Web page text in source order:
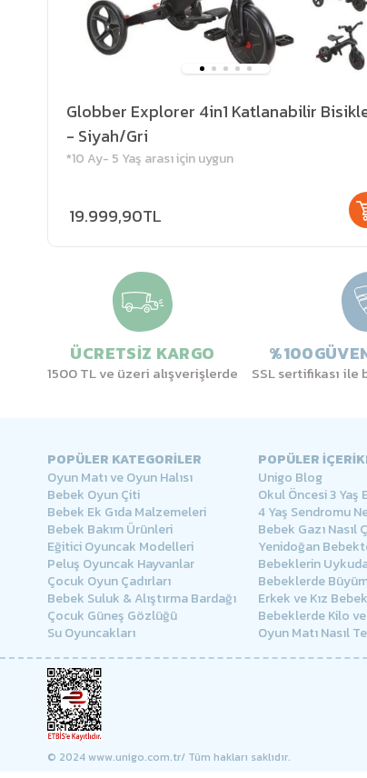
Globber Explorer 4in1 Katlanabilir
- Siyah/Gri
*10 Ay- 5 Yaş arası için uygun
19.999,90TL
ÜCRETSİZ KARGO
1500 TL ve üzeri alışverişlerde SSL sertifikası
POPÜLER KATEGORİLER
Oyun Matı ve Oyun Halısı
Bebek Oyun Çiti
Bebek Ek Gıda Malzemeleri
Bebek Bakım Ürünleri
Eğitici Oyuncak Modelleri
Peluş Oyuncak Hayvanlar
Çocuk Oyun Çadırları
Bebek Suluk & Alıştırma Bardağı
Çocuk Güneş Gözlüğü
Su Oyuncakları
POPÜLER
Unigo Blog
Okul Öncesi 3 Yaş
4 Yaş Sendromu
Bebek Gazı Nasıl
Yenidoğan
Bebeklerin
Bebeklerde
Erkek ve Kız
Bebeklerde Kilo
Oyun Matı Nasıl
© 2024 www.unigo.com.tr/ Tüm hakları saklıdır.